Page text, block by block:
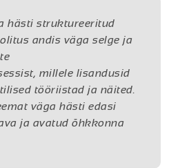
hästi struktureeritud
andis väga selge ja
millele lisandusid
tööriistad ja näited.
väga hästi edasi
ja avatud õhkkonna